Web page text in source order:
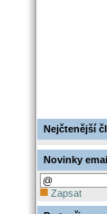
Nejčtenější
Novinky
Zapsat